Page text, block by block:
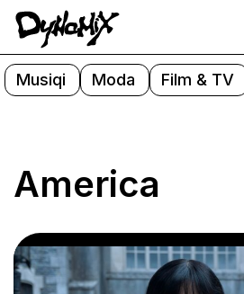
Skip
to
content
Musiqi Moda Film & TV
America